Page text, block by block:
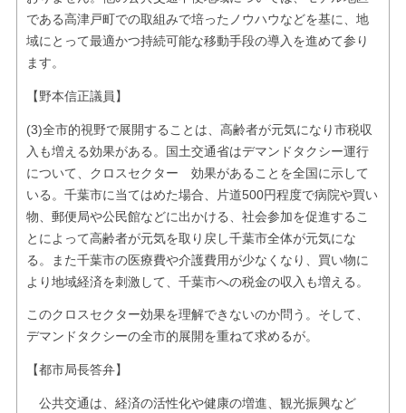
である高津戸町での取組みで培ったノウハウなどを基に、地
域にとって最適かつ持続可能な移動手段の導入を進めて参り
ます。
【野本信正議員】
(3)全市的視野で展開することは、高齢者が元気になり市税収
入も増える効果がある。国土交通省はデマンドタクシー運行
について、クロスセクター 効果があることを全国に示して
いる。千葉市に当てはめた場合、片道500円程度で病院や買い
物、郵便局や公民館などに出かける、社会参加を促進するこ
とによって高齢者が元気を取り戻し千葉市全体が元気にな
る。また千葉市の医療費や介護費用が少なくなり、買い物に
より地域経済を刺激して、千葉市への税金の収入も増える。
このクロスセクター効果を理解できないのか問う。そして、
デマンドタクシーの全市的展開を重ねて求めるが。
【都市局長答弁】
公共交通は、経済の活性化や健康の増進、観光振興など